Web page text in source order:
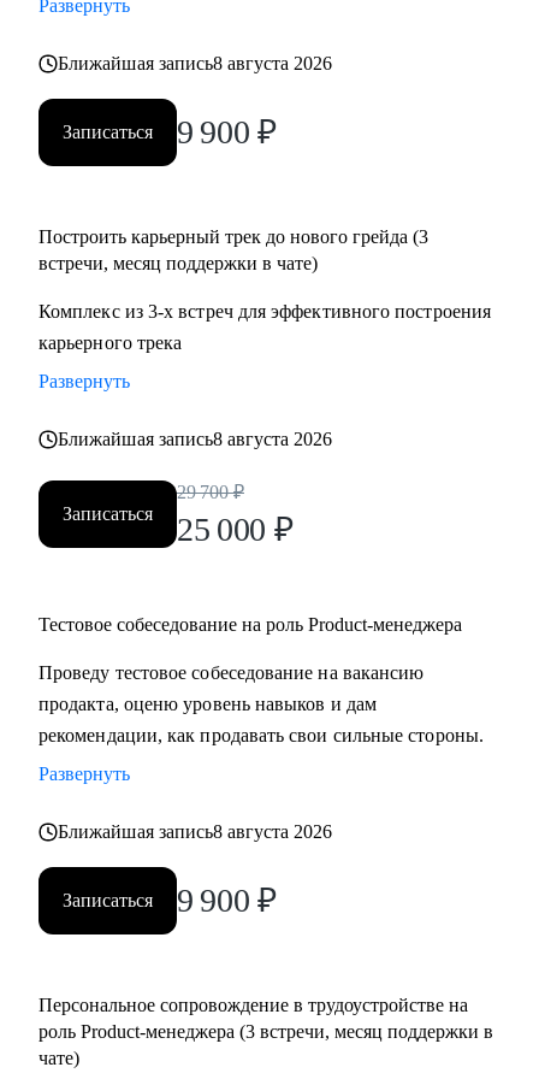
• Разобрать и выполнить тестовые задания.
вырасти на текущем месте работы.
• Построить здоровые отношения в команде и эффективно
Кому могу помочь:
Специалистам от Junior до Senior уровня:
• Product-менеджерам, кто хочет вырасти по грейду и
зарплате
• Владельцам стартапов, которые собирают команду, строят
• Project-менеджерам и маркетологам, кто хочет перейти в
Развернуть
Ближайшая запись8 августа 2026
Записаться 9 900 ₽
Построить карьерный трек до нового грейда (3
встречи, месяц поддержки в чате)
Комплекс из 3-х встреч для эффективного построения
карьерного трека
Развернуть
Ближайшая запись8 августа 2026
Записаться
29 700 ₽
25 000 ₽
Тестовое собеседование на роль Product-менеджера
Проведу тестовое собеседование на вакансию
продакта, оценю уровень навыков и дам
рекомендации, как продавать свои сильные стороны.
Развернуть
Ближайшая запись8 августа 2026
Записаться 9 900 ₽
Персональное сопровождение в трудоустройстве на
роль Product-менеджера (3 встречи, месяц поддержки в
чате)